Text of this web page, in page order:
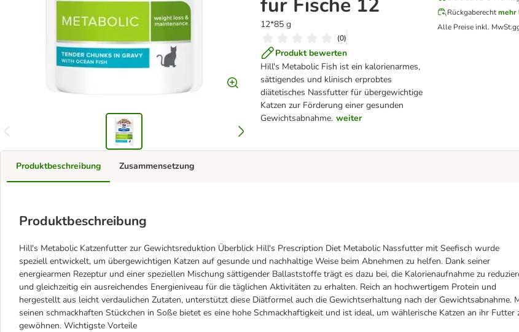
12*85 g
(0)
Produkt bewerten
Hill's Metabolic Fish ist ein kalorienarmes,
sättigendes und klinisch erprobtes
diätetisches Nassfutter für übergewichtige
Katzen zur Förderung einer gesunden
Gewichtsabnahme. weiter
Rückgaberecht mehr
Alle Preise inkl. MwSt.
Produktbeschreibung
Produktbeschreibung
Hill's Metabolic Katzenfutter zur Gewichtsreduktion Überblick Hill's Prescription Diet Metabolic Nassfutter mit Seefisch wurde
speziell entwickelt, um übergewichtigen Katzen auf gesunde und nachhaltige Weise beim Abnehmen zu helfen. Dank seiner
energiearmen Rezeptur und einer speziellen Mischung sättigender Ballaststoffe trägt es dazu bei, die Kalorienaufnahme zu
und gleichzeitig ein ausreichendes Energieniveau für die täglichen Aktivitäten zu erhalten. Reich an hochwertigem Protein und
hergestellt aus leicht verdaulichen Zutaten, unterstützt diese Diätformel auch die Gewichtserhaltung nach der Gewichtsabnahme.
seinen schmackhaften Stückchen in Soße bietet es eine hohe Schmackhaftigkeit und ist ideal, um wählerische Katzen an ihr Futter
gewöhnen. Wichtigste Vorteile
Zusammensetzung